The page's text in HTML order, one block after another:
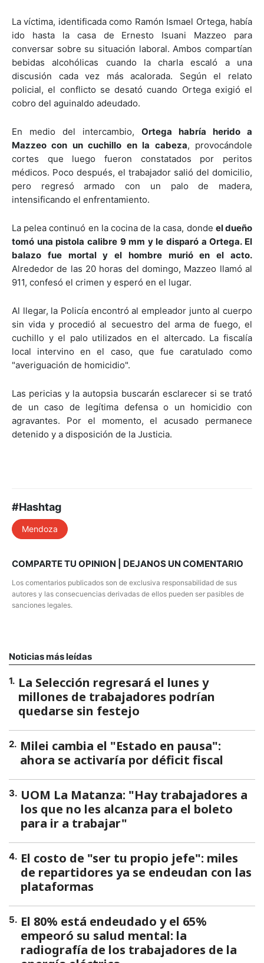
La víctima, identificada como Ramón Ismael Ortega, había
ido hasta la casa de Ernesto Isuani Mazzeo para
conversar sobre su situación laboral. Ambos compartían
bebidas alcohólicas cuando la charla escaló a una
discusión cada vez más acalorada. Según el relato
policial, el conflicto se desató cuando Ortega exigió el
cobro del aguinaldo adeudado.
En medio del intercambio, Ortega habría herido a
Mazzeo con un cuchillo en la cabeza, provocándole
cortes que luego fueron constatados por peritos
médicos. Poco después, el trabajador salió del domicilio,
pero regresó armado con un palo de madera,
intensificando el enfrentamiento.
La pelea continuó en la cocina de la casa, donde el dueño
tomó una pistola calibre 9 mm y le disparó a Ortega. El
balazo fue mortal y el hombre murió en el acto.
Alrededor de las 20 horas del domingo, Mazzeo llamó al
911, confesó el crimen y esperó en el lugar.
Al llegar, la Policía encontró al empleador junto al cuerpo
sin vida y procedió al secuestro del arma de fuego, el
cuchillo y el palo utilizados en el altercado. La fiscalía
local intervino en el caso, que fue caratulado como
"averiguación de homicidio".
Las pericias y la autopsia buscarán esclarecer si se trató
de un caso de legítima defensa o un homicidio con
agravantes. Por el momento, el acusado permanece
detenido y a disposición de la Justicia.
#Hashtag
Mendoza
COMPARTE TU OPINION | DEJANOS UN COMENTARIO
Los comentarios publicados son de exclusiva responsabilidad de sus
autores y las consecuencias derivadas de ellos pueden ser pasibles de
sanciones legales.
Noticias más leídas
1. La Selección regresará el lunes y
millones de trabajadores podrían
quedarse sin festejo
2. Milei cambia el "Estado en pausa":
ahora se activaría por déficit fiscal
3. UOM La Matanza: "Hay trabajadores a
los que no les alcanza para el boleto
para ir a trabajar"
4. El costo de "ser tu propio jefe": miles
de repartidores ya se endeudan con las
plataformas
5. El 80% está endeudado y el 65%
empeoró su salud mental: la
radiografía de los trabajadores de la